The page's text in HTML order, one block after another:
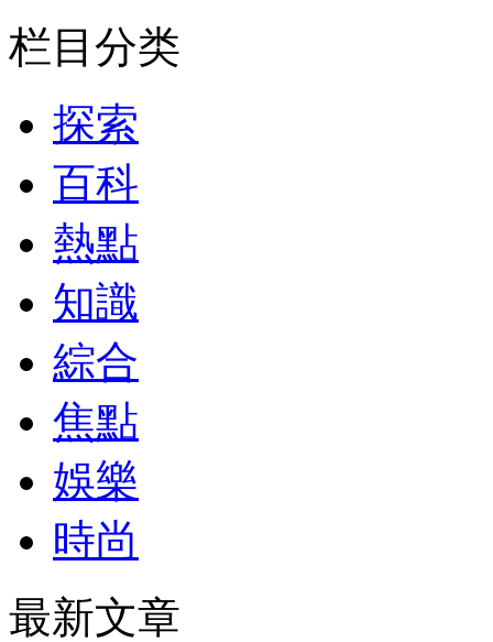
栏目分类
探索
百科
熱點
知識
綜合
焦點
娛樂
時尚
最新文章